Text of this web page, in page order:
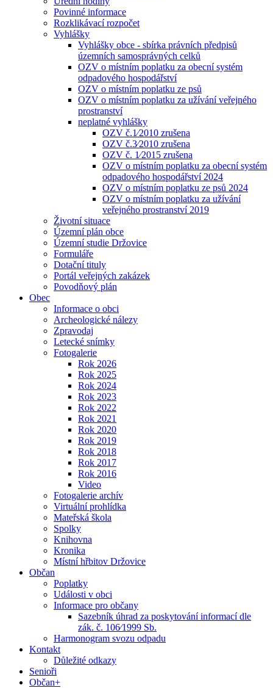
Povinné informace
Rozklikávací rozpočet
Vyhlášky
Vyhlášky obce - sbírka právních předpisů
územních samosprávných celků
OZV o místním poplatku za obecní systém
odpadového hospodářství
OZV o místním poplatku ze psů
OZV o místním poplatku za užívání veřejného
prostranství
neplatné vyhlášky
OZV č.1⁄2010 zrušena
OZV č.3⁄2010 zrušena
OZV č. 1⁄2015 zrušena
OZV o místním poplatku za obecní systém
odpadového hospodářství 2024
OZV o místním poplatku ze psů 2024
OZV o místním poplatku za užívání
veřejného prostranství 2019
Životní situace
Územní plán obce
Územní studie Držovice
Formuláře
Dotační tituly
Portál veřejných zakázek
Povodňový plán
Obec
Informace o obci
Archeologické nálezy
Zpravodaj
Letecké snímky
Fotogalerie
Rok 2026
Rok 2025
Rok 2024
Rok 2023
Rok 2022
Rok 2021
Rok 2020
Rok 2019
Rok 2018
Rok 2017
Rok 2016
Video
Fotogalerie archív
Virtuální prohlídka
Mateřská škola
Spolky
Knihovna
Kronika
Místní hřbitov Držovice
Občan
Poplatky
Události v obci
Informace pro občany
Sazebník úhrad za poskytování informací dle
zák. č. 106⁄1999 Sb.
Harmonogram svozu odpadu
Kontakt
Důležité odkazy
Senioři
Občan+